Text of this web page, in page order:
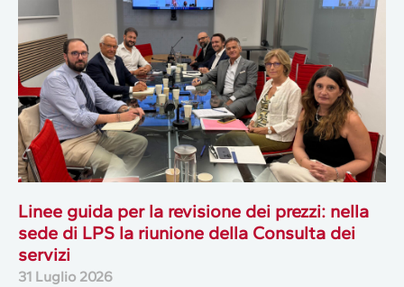
Linee guida per la revisione dei prezzi: nella
sede di LPS la riunione della Consulta dei
servizi
31 Luglio 2026